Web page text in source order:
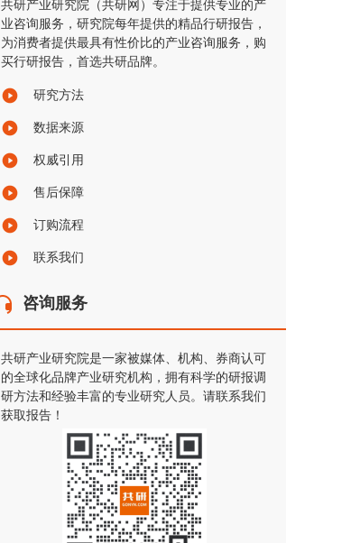
共研产业研究院（共研网）专注于提供专业的产
业咨询服务，研究院每年提供的精品行研报告，
为消费者提供最具有性价比的产业咨询服务，购
买行研报告，首选共研品牌。
研究方法
数据来源
权威引用
售后保障
订购流程
联系我们
咨询服务
共研产业研究院是一家被媒体、机构、券商认可
的全球化品牌产业研究机构，拥有科学的研报调
研方法和经验丰富的专业研究人员。请联系我们
获取报告！